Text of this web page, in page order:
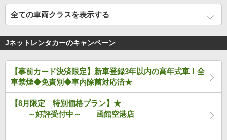
全ての車両クラスを表示する
Jネットレンタカーのキャンペーン
【事前カード決済限定】新車登録3年以内の高年式車！全
車禁煙◆免責別◆車内除菌対応済★
【8月限定 特別価格プラン】★
～好評受付中～ 函館空港店